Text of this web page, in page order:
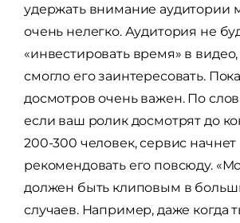
удержать внимание аудитории
очень нелегко. Аудитория не
«инвестировать время» в
смогло его заинтересовать.
досмотров очень важен. По
если ваш ролик досмотрят до
200-300 человек, сервис начнет
рекомендовать его повсюду.
должен быть клиповым в
случаев. Например, даже когда